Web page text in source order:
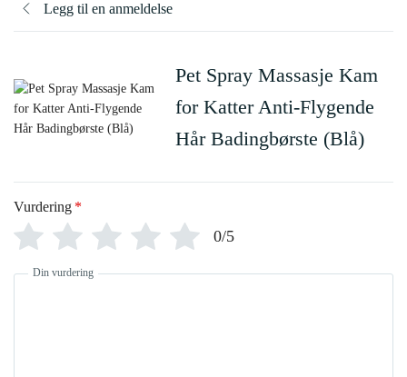
Legg til en anmeldelse
Pet Spray Massasje Kam
for Katter Anti-Flygende
Hår Badingbørste (Blå)
Vurdering *
0/5
Din vurdering